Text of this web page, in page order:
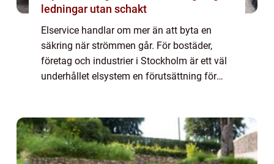
ledningar utan schakt
Elservice handlar om mer än att byta en
säkring när strömmen går. För bostäder,
företag och industrier i Stockholm är ett väl
underhållet elsystem en förutsättning för
regelb...